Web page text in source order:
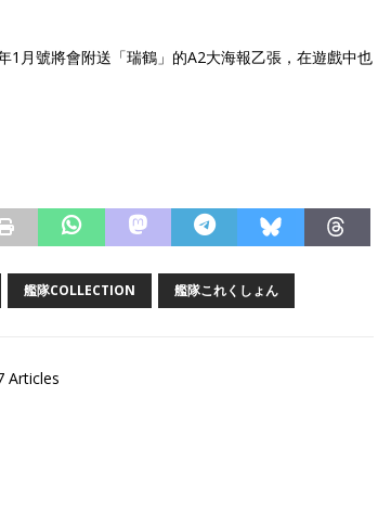
月號將會附送「瑞鶴」的A2大海報乙張，在遊戲中也
艦隊COLLECTION 艦隊これくしょん
Articles